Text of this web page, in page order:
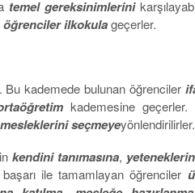
temel gereksinimlerini
öğrenciler ilkokulageçerler.
Bu kademede bulunan öğrenciler
kademesine
mesleklerini seçmeyeyönlendirilirler.
kendini tanımasına,
ile tamamlayan öğrenciler